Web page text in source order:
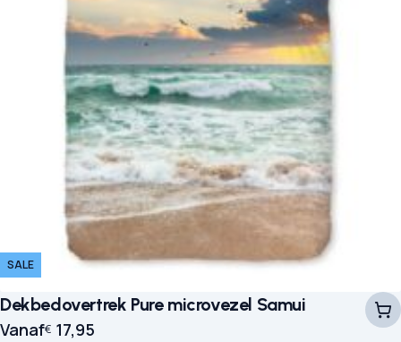
SALE
Dekbedovertrek Pure microvezel Samui
Vanaf€ 17,95